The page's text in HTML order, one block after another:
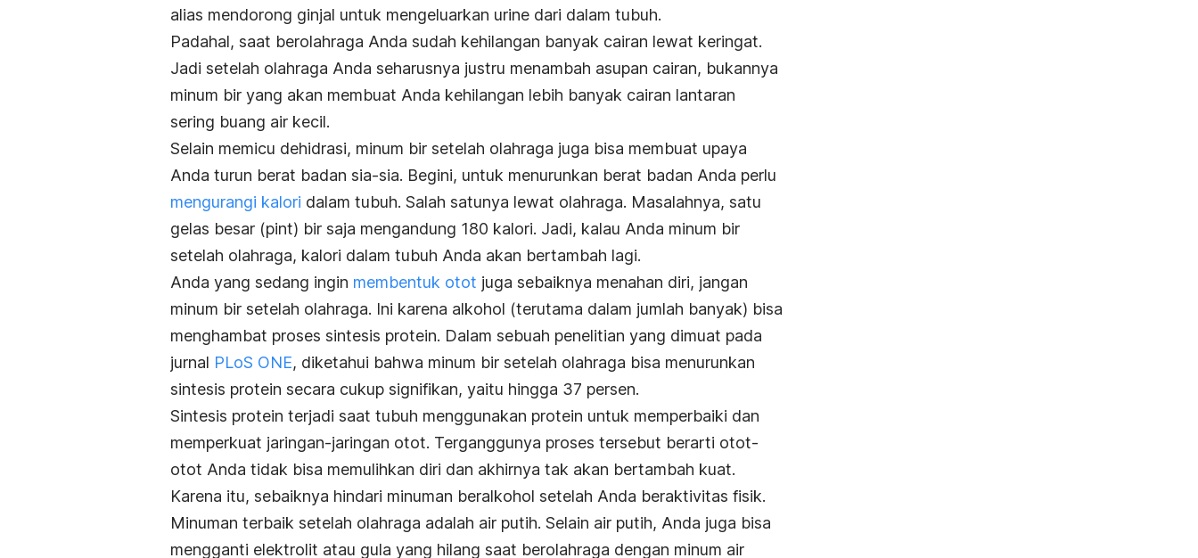
alias mendorong ginjal untuk mengeluarkan urine dari dalam tubuh.
Padahal, saat berolahraga Anda sudah kehilangan banyak cairan lewat keringat.
Jadi setelah olahraga Anda seharusnya justru menambah asupan cairan, bukannya
minum bir yang akan membuat Anda kehilangan lebih banyak cairan lantaran
sering buang air kecil.
Selain memicu dehidrasi, minum bir setelah olahraga juga bisa membuat upaya
Anda turun berat badan sia-sia. Begini, untuk menurunkan berat badan Anda perlu
mengurangi kalori dalam tubuh. Salah satunya lewat olahraga. Masalahnya, satu
gelas besar (pint) bir saja mengandung 180 kalori. Jadi, kalau Anda minum bir
setelah olahraga, kalori dalam tubuh Anda akan bertambah lagi.
Anda yang sedang ingin membentuk otot juga sebaiknya menahan diri, jangan
minum bir setelah olahraga. Ini karena alkohol (terutama dalam jumlah banyak) bisa
menghambat proses sintesis protein. Dalam sebuah penelitian yang dimuat pada
jurnal PLoS ONE, diketahui bahwa minum bir setelah olahraga bisa menurunkan
sintesis protein secara cukup signifikan, yaitu hingga 37 persen.
Sintesis protein terjadi saat tubuh menggunakan protein untuk memperbaiki dan
memperkuat jaringan-jaringan otot. Terganggunya proses tersebut berarti otot-
otot Anda tidak bisa memulihkan diri dan akhirnya tak akan bertambah kuat.
Karena itu, sebaiknya hindari minuman beralkohol setelah Anda beraktivitas fisik.
Minuman terbaik setelah olahraga adalah air putih. Selain air putih, Anda juga bisa
mengganti elektrolit atau gula yang hilang saat berolahraga dengan minum air